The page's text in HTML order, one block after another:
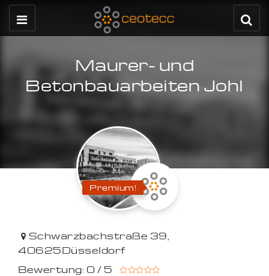
Maurer- und
Betonbauarbeiten Johl
Premium!
Schwarzbachstraße 39,
40625Düsseldorf
Bewertung: 0 / 5